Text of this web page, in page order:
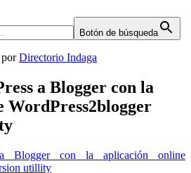
Botón de búsqueda
porDirectorio Indaga
a Blogger con la
WordPress2blogger